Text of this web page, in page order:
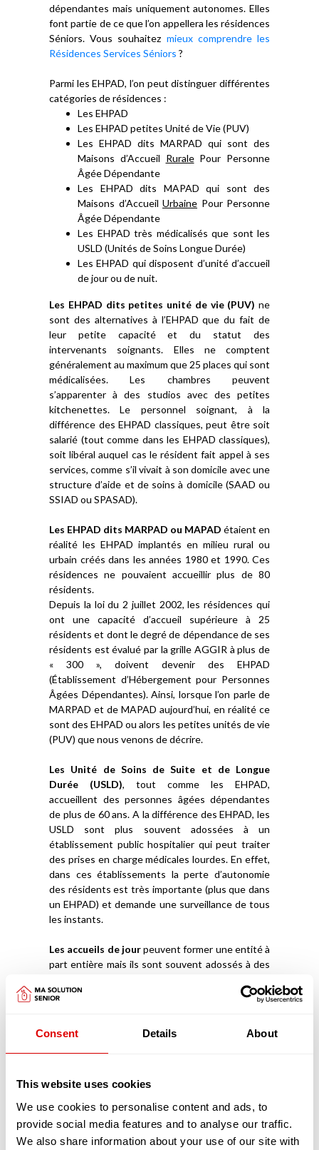
Consent Details About
This website uses cookies
We use cookies to personalise content and ads, to
provide social media features and to analyse our traffic.
We also share information about your use of our site with
dépendantes mais uniquement autonomes. Elles
font partie de ce que l’on appellera les résidences
Séniors. Vous souhaitez mieux comprendre les
Résidences Services Séniors ?
Parmi les EHPAD, l’on peut distinguer différentes
catégories de résidences :
Les EHPAD
Les EHPAD petites Unité de Vie (PUV)
Les EHPAD dits MARPAD qui sont des
Maisons d’Accueil RuralePour Personne
Âgée Dépendante
Les EHPAD dits MAPAD qui sont des
Maisons d’Accueil Urbaine Pour Personne
Âgée Dépendante
Les EHPAD très médicalisés que sont les
USLD (Unités de Soins Longue Durée)
Les EHPAD qui disposent d’unité d’accueil
de jour ou de nuit.
Les EHPAD dits petites unité de vie (PUV) ne
sont des alternatives à l’EHPAD que du fait de
leur petite capacité et du statut des
intervenants soignants. Elles ne comptent
généralement au maximum que 25 places qui sont
médicalisées. Les chambres peuvent
s’apparenter à des studios avec des petites
kitchenettes. Le personnel soignant, à la
différence des EHPAD classiques, peut être soit
salarié (tout comme dans les EHPAD classiques),
soit libéral auquel cas le résident fait appel à ses
services, comme s’il vivait à son domicile avec une
structure d’aide et de soins à domicile (SAAD ou
SSIAD ou SPASAD).
Les EHPAD dits MARPAD ou MAPAD étaient en
réalité les EHPAD implantés en milieu rural ou
urbain créés dans les années 1980 et 1990. Ces
résidences ne pouvaient accueillir plus de 80
résidents.
Depuis la loi du 2 juillet 2002, les résidences qui
ont une capacité d’accueil supérieure à 25
résidents et dont le degré de dépendance de ses
résidents est évalué par la grille AGGIR à plus de
« 300 », doivent devenir des EHPAD
(Établissement d’Hébergement pour Personnes
Âgées Dépendantes). Ainsi, lorsque l’on parle de
MARPAD et de MAPAD aujourd’hui, en réalité ce
sont des EHPAD ou alors les petites unités de vie
(PUV) que nous venons de décrire.
Les Unité de Soins de Suite et de Longue
Durée (USLD), tout comme les EHPAD,
accueillent des personnes âgées dépendantes
de plus de 60 ans. A la différence des EHPAD, les
USLD sont plus souvent adossées à un
établissement public hospitalier qui peut traiter
des prises en charge médicales lourdes. En effet,
dans ces établissements la perte d’autonomie
des résidents est très importante (plus que dans
un EHPAD) et demande une surveillance de tous
les instants.
Les accueils de jourpeuvent former une entité à
part entière mais ils sont souvent adossés à des
âgées (en journée, parfois la nuit), qui vivent à leur
Ces structures ont aussi l’avantage de donner à
l’Aidant la capacité de souffler, de reprendre des
prendre soin de la personne âgée.
Découvrez comment intégrer un EHPAD
Les pathologies liées au vieillissement prises